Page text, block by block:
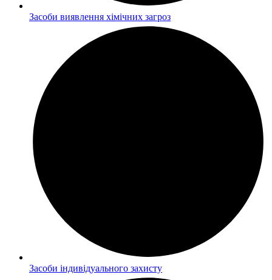
Засоби виявлення хімічних загроз
Засоби індивідуального захисту